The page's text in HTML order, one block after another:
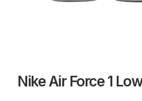
Nike Air Force 1